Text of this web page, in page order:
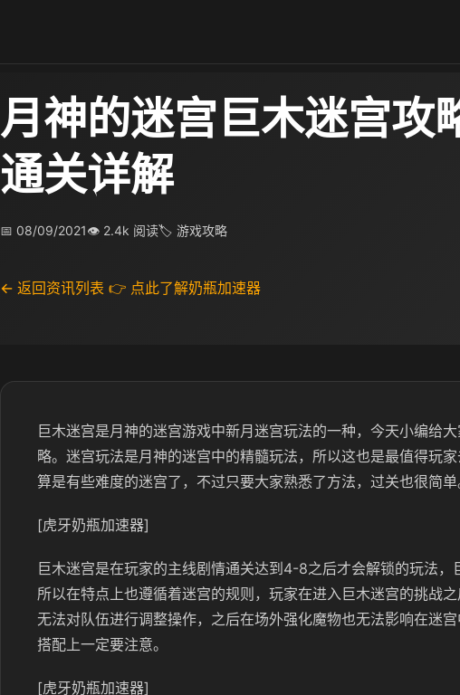
月神的迷宫巨木迷宫攻
通关详解
📅 08/09/2021👁 2.4k 阅读🏷 游戏攻略
← 返回资讯列表 👉 点此了解奶瓶加速器
巨木迷宫是月神的迷宫游戏中新月迷宫玩法的一种，今天小编给
略。迷宫玩法是月神的迷宫中的精髓玩法，所以这也是最值得玩
算是有些难度的迷宫了，不过只要大家熟悉了方法，过关也很简单
[虎牙奶瓶加速器]
巨木迷宫是在玩家的主线剧情通关达到4-8之后才会解锁的玩法，
所以在特点上也遵循着迷宫的规则，玩家在进入巨木迷宫的挑战
无法对队伍进行调整操作，之后在场外强化魔物也无法影响在迷
搭配上一定要注意。
[虎牙奶瓶加速器]